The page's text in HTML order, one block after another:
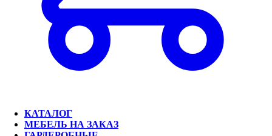
КАТАЛОГ
МЕБЕЛЬ НА ЗАКАЗ